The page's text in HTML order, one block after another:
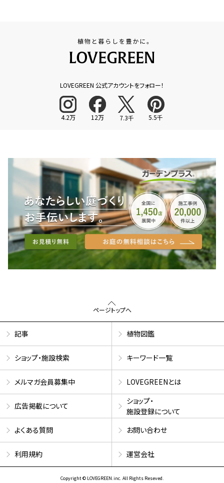
LOVEGREEN 公式アカウントをフォロー！
4.2万 12万 7.3千 5.5千
ページトップへ
記事 植物図鑑
ショップ・施設検索 キーワード一覧
メルマガ会員募集中 LOVEGREENとは
広告掲載について
ショップ・
施設登録について
よくある質問
お問い合わせ
利用規約 運営会社
Copyright © LOVEGREEN.inc. All Rights Reseved.